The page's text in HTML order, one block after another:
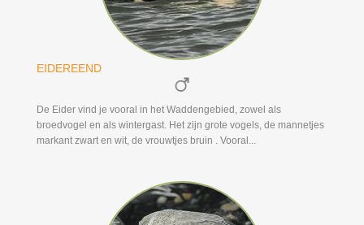
EIDEREEND
De Eider vind je vooral in het Waddengebied, zowel als
broedvogel en als wintergast. Het zijn grote vogels, de mannetjes
markant zwart en wit, de vrouwtjes bruin . Vooral...